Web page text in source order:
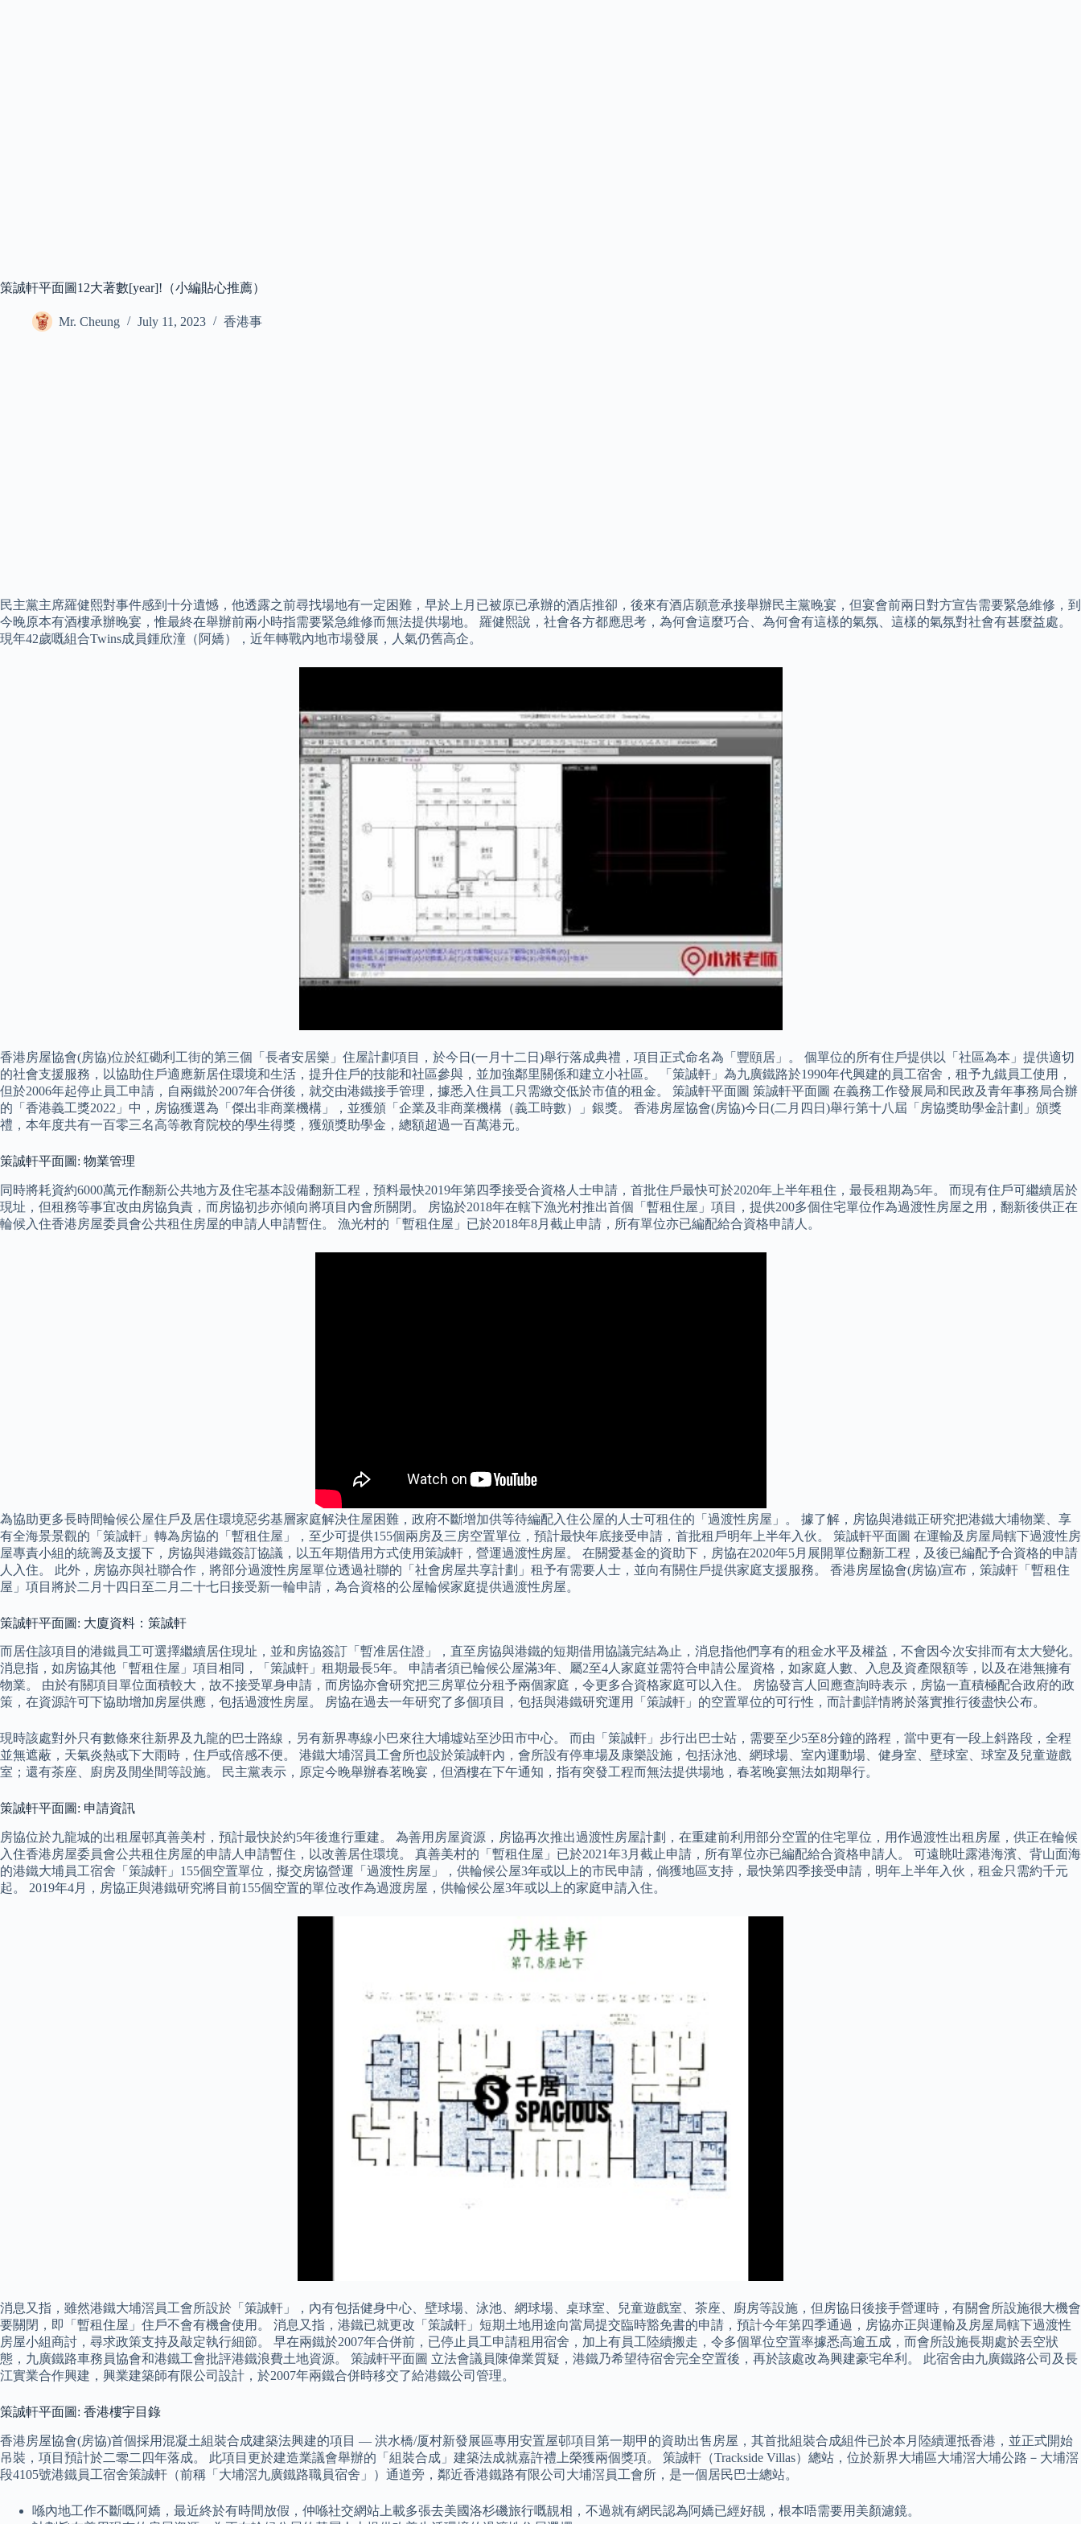
策誠軒平面圖12大著數[year]!（小編貼心推薦）
Mr. Cheung July 11, 2023 香港事
民主黨主席羅健熙對事件感到十分遺憾，他透露之前尋找場地有一定困難，早於上月已被原已承辦的酒店推卻，後來有酒店願意承接舉辦民主黨晚宴，但宴會前兩日對方宣告需要緊急維修，到
今晚原本有酒樓承辦晚宴，惟最終在舉辦前兩小時指需要緊急維修而無法提供場地。 羅健熙說，社會各方都應思考，為何會這麼巧合、為何會有這樣的氣氛、這樣的氣氛對社會有甚麼益處。
現年42歲嘅組合Twins成員鍾欣潼（阿嬌），近年轉戰內地市場發展，人氣仍舊高企。
香港房屋協會(房協)位於紅磡利工街的第三個「長者安居樂」住屋計劃項目，於今日(一月十二日)舉行落成典禮，項目正式命名為「豐頤居」。 個單位的所有住戶提供以「社區為本」提供適切
的社會支援服務，以協助住戶適應新居住環境和生活，提升住戶的技能和社區參與，並加強鄰里關係和建立小社區。 「策誠軒」為九廣鐵路於1990年代興建的員工宿舍，租予九鐵員工使用，
但於2006年起停止員工申請，自兩鐵於2007年合併後，就交由港鐵接手管理，據悉入住員工只需繳交低於市值的租金。 策誠軒平面圖 策誠軒平面圖 在義務工作發展局和民政及青年事務局合辦
的「香港義工獎2022」中，房協獲選為「傑出非商業機構」，並獲頒「企業及非商業機構（義工時數）」銀獎。 香港房屋協會(房協)今日(二月四日)舉行第十八屆「房協獎助學金計劃」頒獎
禮，本年度共有一百零三名高等教育院校的學生得獎，獲頒獎助學金，總額超過一百萬港元。
策誠軒平面圖: 物業管理
同時將耗資約6000萬元作翻新公共地方及住宅基本設備翻新工程，預料最快2019年第四季接受合資格人士申請，首批住戶最快可於2020年上半年租住，最長租期為5年。 而現有住戶可繼續居於
現址，但租務等事宜改由房協負責，而房協初步亦傾向將項目內會所關閉。 房協於2018年在轄下漁光村推出首個「暫租住屋」項目，提供200多個住宅單位作為過渡性房屋之用，翻新後供正在
輪候入住香港房屋委員會公共租住房屋的申請人申請暫住。 漁光村的「暫租住屋」已於2018年8月截止申請，所有單位亦已編配給合資格申請人。
為協助更多長時間輪候公屋住戶及居住環境惡劣基層家庭解決住屋困難，政府不斷增加供等待編配入住公屋的人士可租住的「過渡性房屋」。 據了解，房協與港鐵正研究把港鐵大埔物業、享
有全海景景觀的「策誠軒」轉為房協的「暫租住屋」，至少可提供155個兩房及三房空置單位，預計最快年底接受申請，首批租戶明年上半年入伙。 策誠軒平面圖 在運輸及房屋局轄下過渡性房
屋專責小組的統籌及支援下，房協與港鐵簽訂協議，以五年期借用方式使用策誠軒，營運過渡性房屋。 在關愛基金的資助下，房協在2020年5月展開單位翻新工程，及後已編配予合資格的申請
人入住。 此外，房協亦與社聯合作，將部分過渡性房屋單位透過社聯的「社會房屋共享計劃」租予有需要人士，並向有關住戶提供家庭支援服務。 香港房屋協會(房協)宣布，策誠軒「暫租住
屋」項目將於二月十四日至二月二十七日接受新一輪申請，為合資格的公屋輪候家庭提供過渡性房屋。
策誠軒平面圖: 大廈資料：策誠軒
而居住該項目的港鐵員工可選擇繼續居住現址，並和房協簽訂「暫准居住證」，直至房協與港鐵的短期借用協議完結為止，消息指他們享有的租金水平及權益，不會因今次安排而有太大變化。
消息指，如房協其他「暫租住屋」項目相同，「策誠軒」租期最長5年。 申請者須已輪候公屋滿3年、屬2至4人家庭並需符合申請公屋資格，如家庭人數、入息及資產限額等，以及在港無擁有
物業。 由於有關項目單位面積較大，故不接受單身申請，而房協亦會研究把三房單位分租予兩個家庭，令更多合資格家庭可以入住。 房協發言人回應查詢時表示，房協一直積極配合政府的政
策，在資源許可下協助增加房屋供應，包括過渡性房屋。 房協在過去一年研究了多個項目，包括與港鐵研究運用「策誠軒」的空置單位的可行性，而計劃詳情將於落實推行後盡快公布。
現時該處對外只有數條來往新界及九龍的巴士路線，另有新界專線小巴來往大埔墟站至沙田市中心。 而由「策誠軒」步行出巴士站，需要至少5至8分鐘的路程，當中更有一段上斜路段，全程
並無遮蔽，天氣炎熱或下大雨時，住戶或倍感不便。 港鐵大埔滘員工會所也設於策誠軒內，會所設有停車場及康樂設施，包括泳池、網球場、室內運動場、健身室、壁球室、球室及兒童遊戲
室；還有茶座、廚房及閒坐間等設施。 民主黨表示，原定今晚舉辦春茗晚宴，但酒樓在下午通知，指有突發工程而無法提供場地，春茗晚宴無法如期舉行。
策誠軒平面圖: 申請資訊
房協位於九龍城的出租屋邨真善美村，預計最快於約5年後進行重建。 為善用房屋資源，房協再次推出過渡性房屋計劃，在重建前利用部分空置的住宅單位，用作過渡性出租房屋，供正在輪候
入住香港房屋委員會公共租住房屋的申請人申請暫住，以改善居住環境。 真善美村的「暫租住屋」已於2021年3月截止申請，所有單位亦已編配給合資格申請人。 可遠眺吐露港海濱、背山面海
的港鐵大埔員工宿舍「策誠軒」155個空置單位，擬交房協營運「過渡性房屋」，供輪候公屋3年或以上的市民申請，倘獲地區支持，最快第四季接受申請，明年上半年入伙，租金只需約千元
起。 2019年4月，房協正與港鐵研究將目前155個空置的單位改作為過渡房屋，供輪候公屋3年或以上的家庭申請入住。
消息又指，雖然港鐵大埔滘員工會所設於「策誠軒」，內有包括健身中心、壁球場、泳池、網球場、桌球室、兒童遊戲室、茶座、廚房等設施，但房協日後接手營運時，有關會所設施很大機會
要關閉，即「暫租住屋」住戶不會有機會使用。 消息又指，港鐵已就更改「策誠軒」短期土地用途向當局提交臨時豁免書的申請，預計今年第四季通過，房協亦正與運輸及房屋局轄下過渡性
房屋小組商討，尋求政策支持及敲定執行細節。 早在兩鐵於2007年合併前，已停止員工申請租用宿舍，加上有員工陸續搬走，令多個單位空置率據悉高逾五成，而會所設施長期處於丟空狀
態，九廣鐵路車務員協會和港鐵工會批評港鐵浪費土地資源。 策誠軒平面圖 立法會議員陳偉業質疑，港鐵乃希望待宿舍完全空置後，再於該處改為興建豪宅牟利。 此宿舍由九廣鐵路公司及長
江實業合作興建，興業建築師有限公司設計，於2007年兩鐵合併時移交了給港鐵公司管理。
策誠軒平面圖: 香港樓宇目錄
香港房屋協會(房協)首個採用混凝土組裝合成建築法興建的項目 — 洪水橋/厦村新發展區專用安置屋邨項目第一期甲的資助出售房屋，其首批組裝合成組件已於本月陸續運抵香港，並正式開始
吊裝，項目預計於二零二四年落成。 此項目更於建造業議會舉辦的「組裝合成」建築法成就嘉許禮上榮獲兩個獎項。 策誠軒（Trackside Villas）總站，位於新界大埔區大埔滘大埔公路－大埔滘
段4105號港鐵員工宿舍策誠軒（前稱「大埔滘九廣鐵路職員宿舍」）通道旁，鄰近香港鐵路有限公司大埔滘員工會所，是一個居民巴士總站。
喺內地工作不斷嘅阿嬌，最近終於有時間放假，仲喺社交網站上載多張去美國洛杉磯旅行嘅靚相，不過就有網民認為阿嬌已經好靚，根本唔需要用美顏濾鏡。